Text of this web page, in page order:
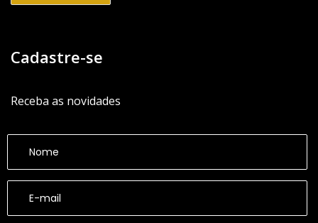
Cadastre-se
Receba as novidades